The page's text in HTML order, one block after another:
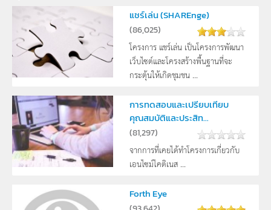
แชร์เล่น (SHAREnge)
(86,025)
โครงการ แชร์เล่น เป็นโครงการพัฒนา
เว็บไซต์และโครงสร้างพื้นฐานที่จะ
กระตุ้นให้เกิดชุมชน ...
การทดสอบและเปรียบเทียบ
คุณสมบัติและประสิท...
(81,297)
จากการที่เคยได้ทำโครงการเกี่ยวกับ
เอนไซม์ไคติเนส ...
Forth Eye